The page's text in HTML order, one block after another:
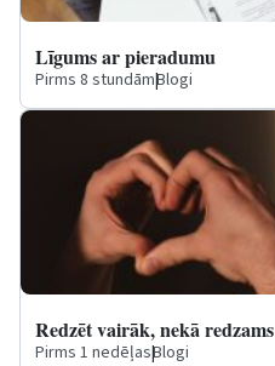
Līgums ar pieradumu
Pirms 8 stundām|Blogi
Redzēt vairāk, nekā redzams
Pirms 1 nedēļas|Blogi